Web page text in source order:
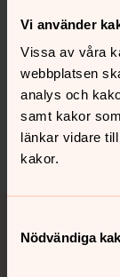
Vi använder
Vissa av våra
webbplatsen
analys och
samt kakor
länkar vidare
kakor.
Nödvändiga
Senast ändrad
innehåll?
Dela
Tillbaka till
Tillbaka till